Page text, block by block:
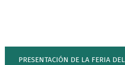
PRESENTACIÓN DE LA FERIA